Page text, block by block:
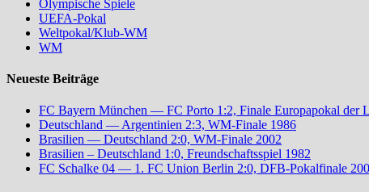
Olympische Spiele
UEFA-Pokal
Weltpokal/Klub-WM
WM
Neueste Beiträge
FC Bayern München — FC Porto 1:2, Finale Europapokal der
Deutschland — Argentinien 2:3, WM-Finale 1986
Brasilien — Deutschland 2:0, WM-Finale 2002
Brasilien – Deutschland 1:0, Freundschaftsspiel 1982
FC Schalke 04 — 1. FC Union Berlin 2:0, DFB-Pokalfinale